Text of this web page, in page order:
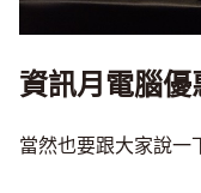
資訊月電腦優
當然也要跟大家說